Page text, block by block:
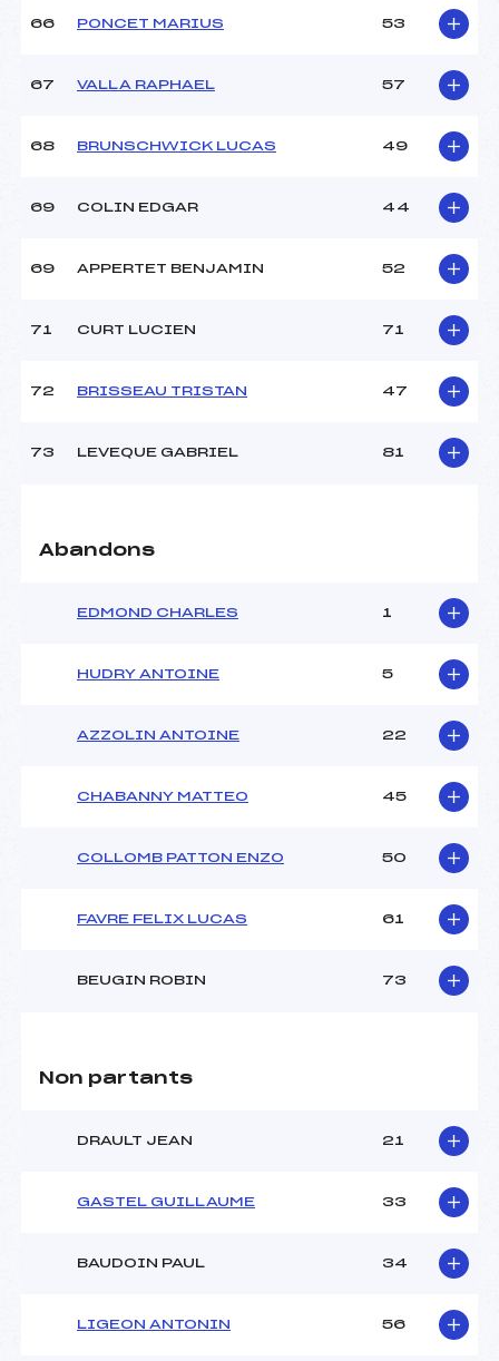
66 PONCET MARIUS 53
67 VALLA RAPHAEL 57
68 BRUNSCHWICK LUCAS 49
69 COLIN EDGAR 44
69 APPERTET BENJAMIN 52
71 CURT LUCIEN 71
72 BRISSEAU TRISTAN 47
73 LEVEQUE GABRIEL 81
Abandons
EDMOND CHARLES 1
HUDRY ANTOINE 5
AZZOLIN ANTOINE 22
CHABANNY MATTEO 45
COLLOMB PATTON ENZO 50
FAVRE FELIX LUCAS 61
BEUGIN ROBIN 73
Non partants
DRAULT JEAN 21
GASTEL GUILLAUME 33
BAUDOIN PAUL 34
LIGEON ANTONIN 56